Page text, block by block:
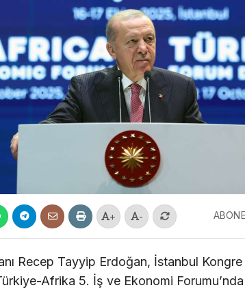
+ -
Recep Tayyip Erdoğan, İstanbul
Afrika 5. İş ve Ekonomi